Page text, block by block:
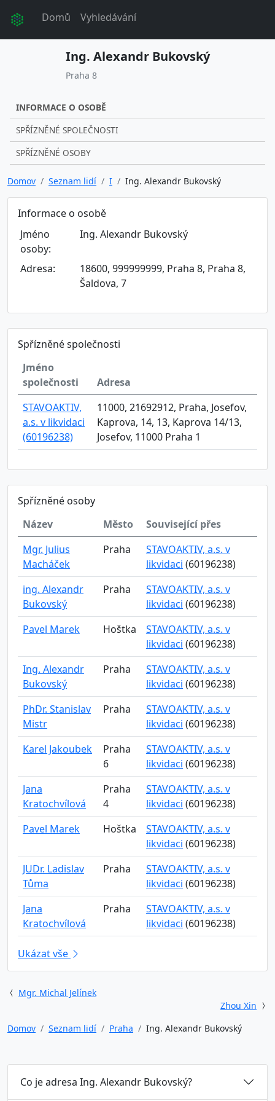
Domů Vyhledávání
Ing. Alexandr Bukovský
Praha 8
INFORMACE O OSOBĚ
SPŘÍZNĚNÉ SPOLEČNOSTI
SPŘÍZNĚNÉ OSOBY
Domov Seznam lidí I Ing. Alexandr Bukovský
Informace o osobě
Jméno
osoby:
Ing. Alexandr Bukovský
Adresa:
18600, 999999999, Praha 8, Praha 8,
Šaldova, 7
Spřízněné společnosti
Jméno
společnosti
Adresa
STAVOAKTIV,
a.s. v likvidaci
(60196238)
11000, 21692912, Praha, Josefov,
Kaprova, 14, 13, Kaprova 14/13,
Josefov, 11000 Praha 1
Spřízněné osoby
Název
Město
Související přes
Mgr. Julius
Macháček
Praha
STAVOAKTIV, a.s. v
likvidaci (60196238)
ing. Alexandr
Bukovský
Praha
STAVOAKTIV, a.s. v
likvidaci (60196238)
Pavel Marek
Hoštka
STAVOAKTIV, a.s. v
likvidaci (60196238)
Ing. Alexandr
Bukovský
Praha
STAVOAKTIV, a.s. v
likvidaci (60196238)
PhDr. Stanislav
Mistr
Praha
STAVOAKTIV, a.s. v
likvidaci (60196238)
Karel Jakoubek
Praha
6
STAVOAKTIV, a.s. v
likvidaci (60196238)
Jana
Kratochvílová
Praha
4
STAVOAKTIV, a.s. v
likvidaci (60196238)
Pavel Marek
Hoštka
STAVOAKTIV, a.s. v
likvidaci (60196238)
JUDr. Ladislav
Tůma
Praha
STAVOAKTIV, a.s. v
likvidaci (60196238)
Jana
Kratochvílová
Praha
STAVOAKTIV, a.s. v
likvidaci (60196238)
Ukázat vše
Mgr. Michal Jelínek
Zhou Xin
Domov
Seznam lidí Praha Ing. Alexandr Bukovský
Co je adresa Ing. Alexandr Bukovský?